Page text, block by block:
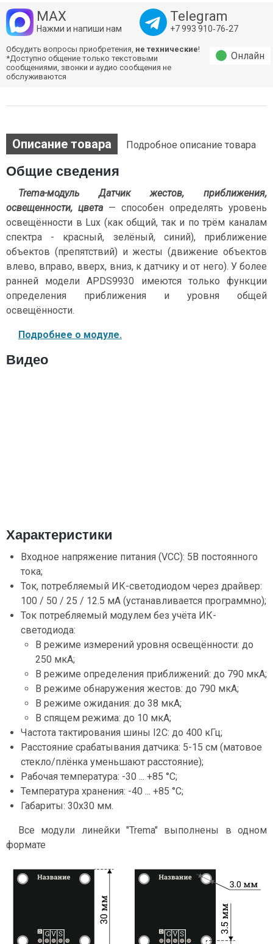
MAX
Нажми и напиши нам
Telegram
+7 993 910‑76‑27
Обсудить вопросы приобретения, не технические!
*Доступно общение только текстовыми
сообщениями, звонки и аудио сообщения не
обслуживаются
Онлайн
Описание товара Подробное описание товара
Общие сведения
Trema-модуль Датчик жестов, приближения,
освещенности, цвета — способен определять уровень
освещённости в Lux (как общий, так и по трём каналам
спектра - красный, зелёный, синий), приближение
объектов (препятствий) и жесты (движение объектов
влево, вправо, вверх, вниз, к датчику и от него). У более
ранней модели APDS9930 имеются только функции
определения приближения и уровня общей
освещённости.
Подробнее о модуле.
Видео
Характеристики
Входное напряжение питания (VCC): 5В постоянного
тока;
Ток, потребляемый ИК-светодиодом через драйвер:
100 / 50 / 25 / 12.5 мА (устанавливается программно);
Ток потребляемый модулем без учёта ИК-
светодиода:
В режиме измерений уровня освещённости: до
250 мкА;
В режиме определения приближений: до 790 мкА;
В режиме обнаружения жестов: до 790 мкА;
В режиме ожидания: до 38 мкА;
В спящем режима: до 10 мкА;
Частота тактирования шины I2C: до 400 кГц;
Расстояние срабатывания датчика: 5-15 см (матовое
стекло/плёнка уменьшают расстояние);
Рабочая температура: -30 ... +85 °С;
Температура хранения: -40 ... +85 °С;
Габариты: 30x30 мм.
Все модули линейки "Trema" выполнены в одном
формате